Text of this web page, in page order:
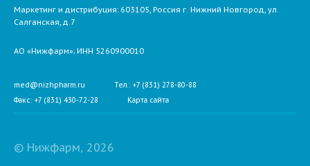
Маркетинг и дистрибуция: 603105, Россия г. Нижний Новгород, ул.
Салганская, д.7
АО «Нижфарм»; ИНН 5260900010
med@nizhpharm.ru
Тел.: +7 (831) 278-80-88
Факс: +7 (831) 430-72-28
Карта сайта
© Нижфарм, 2026